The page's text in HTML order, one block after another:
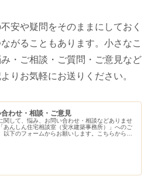
安や疑問をそのままにしておく
がることもあります。小さなこ
・ご相談・ご質問・ご意見など
りお気軽にお送りください。
合わせ・相談・ご意見
関して、悩み、お問い合わせ・相談などありませ
あんしん住宅相談室（安水建築事務所）」へのご
以下のフォームからお願いします。こちらから、